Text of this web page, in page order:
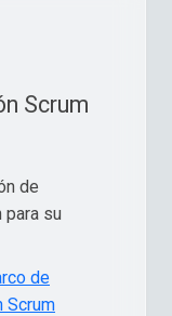
Scrum
de
para su
de
Scrum